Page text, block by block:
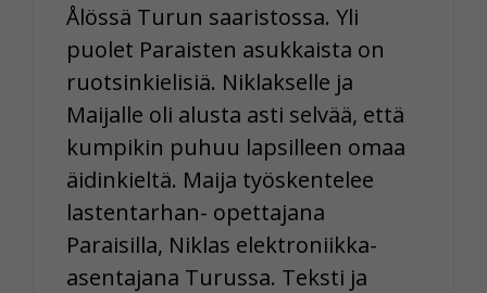
Ålössä Turun saaristossa. Yli
puolet Paraisten asukkaista on
ruotsinkielisiä. Niklakselle ja
Maijalle oli alusta asti selvää, että
kumpikin puhuu lapsilleen omaa
äidinkieltä. Maija työskentelee
lastentarhan- opettajana
Paraisilla, Niklas elektroniikka-
asentajana Turussa. Teksti ja